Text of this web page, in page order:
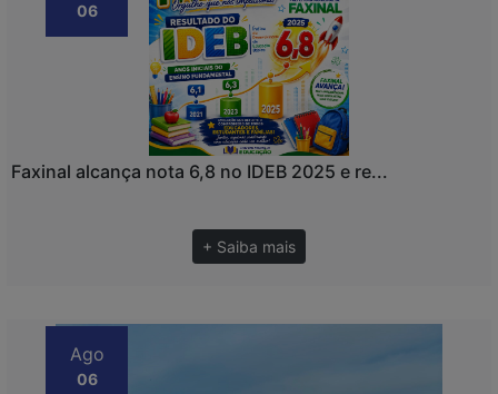
06
Faxinal alcança nota 6,8 no IDEB 2025 e re...
+ Saiba mais
Ago
06